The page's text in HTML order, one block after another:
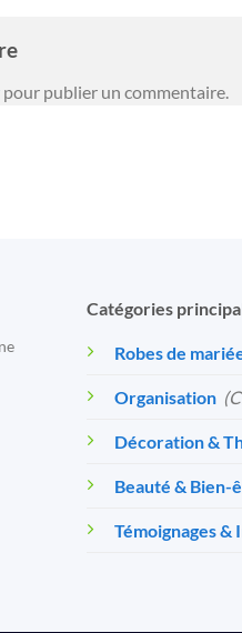
pour publier un commentaire.
Catégories
Robes de
Organisation
Décoration &
Beauté & Bien-
Témoignages &